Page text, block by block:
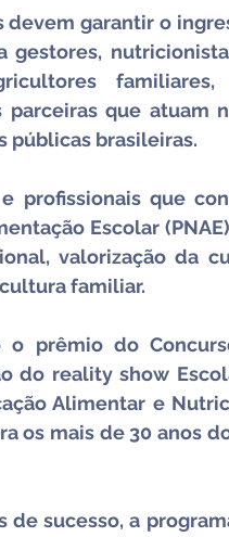
familiares,
que atuam
públicas brasileiras.
profissionais que
Escolar
valorização da
familiar.
o prêmio do
do reality show
Alimentar e
os mais de 30 anos
sucesso, a